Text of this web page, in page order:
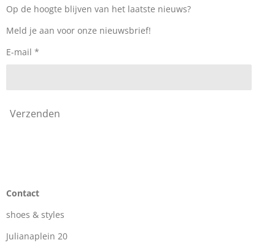
o
k
g
a
k
Op de hoogte blijven van het laatste nieuws?
Meld je aan voor onze nieuwsbrief!
E-mail *
Verzenden
Contact
shoes & styles
Julianaplein 20